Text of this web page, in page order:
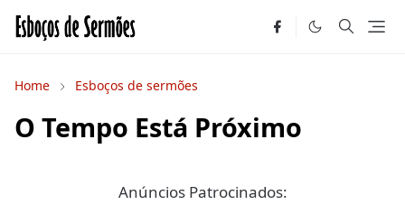
Home Esboços de sermões
O Tempo Está Próximo
Anúncios Patrocinados: